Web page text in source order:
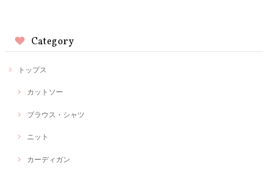
Category
トップス
カットソー
ブラウス・シャツ
ニット
カーディガン